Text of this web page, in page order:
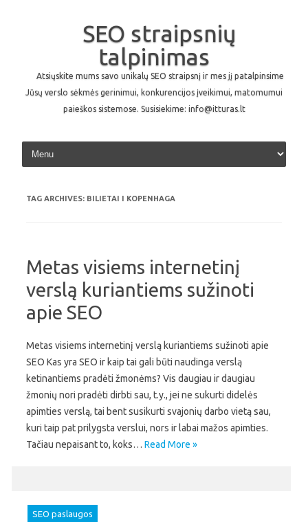
SEO straipsnių
talpinimas
Atsiųskite mums savo unikalų SEO straipsnį ir mes jį patalpinsime
Jūsų verslo sėkmės gerinimui, konkurencijos įveikimui, matomumui
paieškos sistemose. Susisiekime: info@itturas.lt
Skip to content
TAG ARCHIVES: BILIETAI I KOPENHAGA
Metas visiems internetinį
verslą kuriantiems sužinoti
apie SEO
Metas visiems internetinį verslą kuriantiems sužinoti apie
SEO Kas yra SEO ir kaip tai gali būti naudinga verslą
ketinantiems pradėti žmonėms? Vis daugiau ir daugiau
žmonių nori pradėti dirbti sau, t.y., jei ne sukurti didelės
apimties verslą, tai bent susikurti svajonių darbo vietą sau,
kuri taip pat prilygsta verslui, nors ir labai mažos apimties.
Tačiau nepaisant to, koks… Read More »
SEO paslaugos